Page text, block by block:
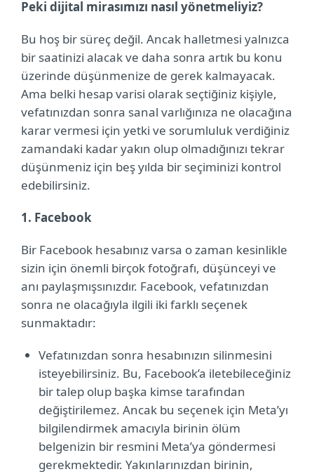
Peki dijital mirasımızı nasıl yönetmeliyiz?
Bu hoş bir süreç değil. Ancak halletmesi yalnızca
bir saatinizi alacak ve daha sonra artık bu konu
üzerinde düşünmenize de gerek kalmayacak.
Ama belki hesap varisi olarak seçtiğiniz kişiyle,
vefatınızdan sonra sanal varlığınıza ne olacağına
karar vermesi için yetki ve sorumluluk verdiğiniz
zamandaki kadar yakın olup olmadığınızı tekrar
düşünmeniz için beş yılda bir seçiminizi kontrol
edebilirsiniz.
1. Facebook
Bir Facebook hesabınız varsa o zaman kesinlikle
sizin için önemli birçok fotoğrafı, düşünceyi ve
anı paylaşmışsınızdır. Facebook, vefatınızdan
sonra ne olacağıyla ilgili iki farklı seçenek
sunmaktadır:
Vefatınızdan sonra hesabınızın silinmesini
isteyebilirsiniz. Bu, Facebook’a iletebileceğiniz
bir talep olup başka kimse tarafından
değiştirilemez. Ancak bu seçenek için Meta’yı
bilgilendirmek amacıyla birinin ölüm
belgenizin bir resmini Meta’ya göndermesi
gerekmektedir. Yakınlarınızdan birinin,